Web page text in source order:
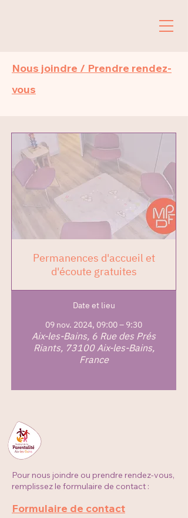
Nous joindre / Prendre rendez-
vous
Permanences d'accueil et
d'écoute gratuites
Date et lieu
09 nov. 2024, 09:00 – 9:30
Aix-les-Bains, 6 Rue des Prés
Riants, 73100 Aix-les-Bains,
France
Pour nous joindre ou prendre rendez-vous,
remplissez le formulaire de contact :
Formulaire de contact